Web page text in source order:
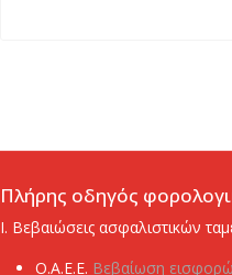
Πλήρης οδηγός
I. Βεβαιώσεις ασφαλιστικών
Ο.Α.Ε.Ε. Βεβαίωση